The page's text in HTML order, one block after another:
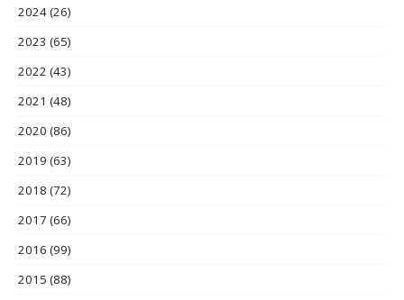
2024(26)
2023 (65)
2022 (43)
2021 (48)
2020 (86)
2019 (63)
2018 (72)
2017 (66)
2016 (99)
2015 (88)